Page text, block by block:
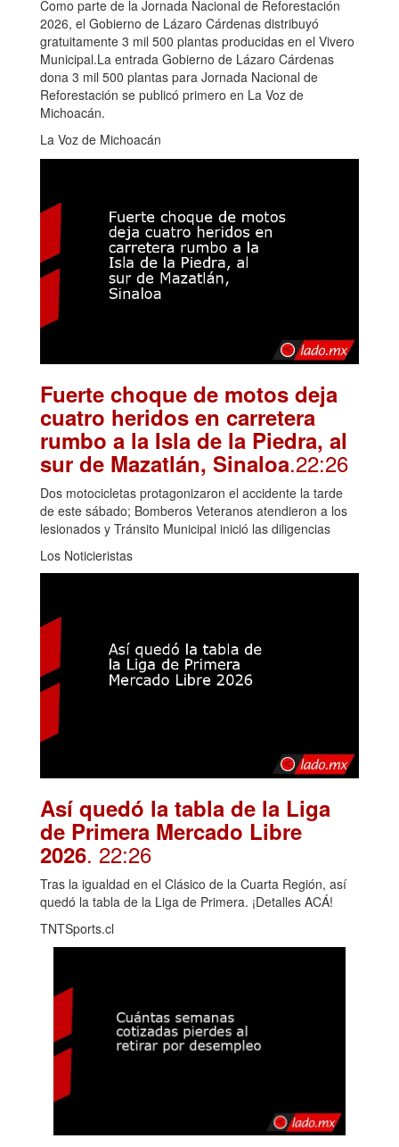
Como parte de la Jornada Nacional de Reforestación
2026, el Gobierno de Lázaro Cárdenas distribuyó
gratuitamente 3 mil 500 plantas producidas en el Vivero
Municipal.La entrada Gobierno de Lázaro Cárdenas
dona 3 mil 500 plantas para Jornada Nacional de
Reforestación se publicó primero en La Voz de
Michoacán.
La Voz de Michoacán
Fuerte choque de motos deja
cuatro heridos en carretera
rumbo a la Isla de la Piedra, al
sur de Mazatlán, Sinaloa.22:26
Dos motocicletas protagonizaron el accidente la tarde
de este sábado; Bomberos Veteranos atendieron a los
lesionados y Tránsito Municipal inició las diligencias
Los Noticieristas
Así quedó la tabla de la Liga
de Primera Mercado Libre
2026. 22:26
Tras la igualdad en el Clásico de la Cuarta Región, así
quedó la tabla de la Liga de Primera. ¡Detalles ACÁ!
TNTSports.cl